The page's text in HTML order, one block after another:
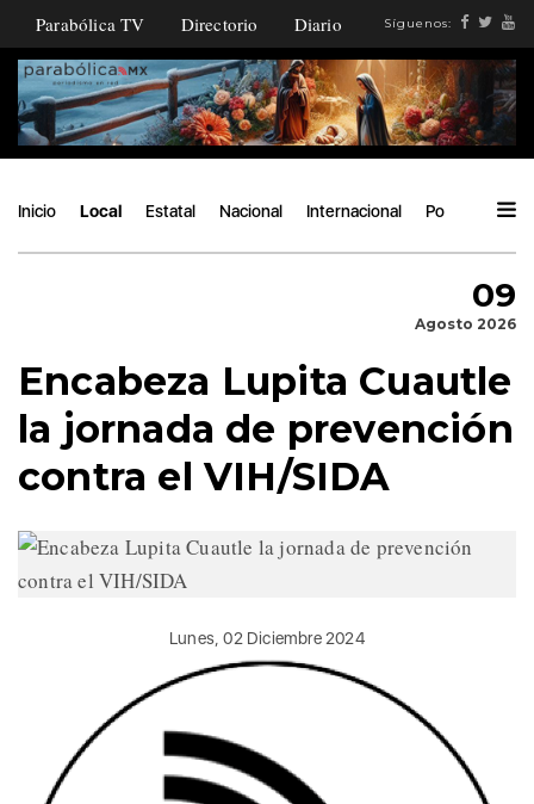
Parabólica TV Directorio Diario Síguenos:
Inicio Local Estatal Nacional Internacional Política
09
Agosto 2026
Encabeza Lupita Cuautle
la jornada de prevención
contra el VIH/SIDA
Lunes, 02 Diciembre 2024